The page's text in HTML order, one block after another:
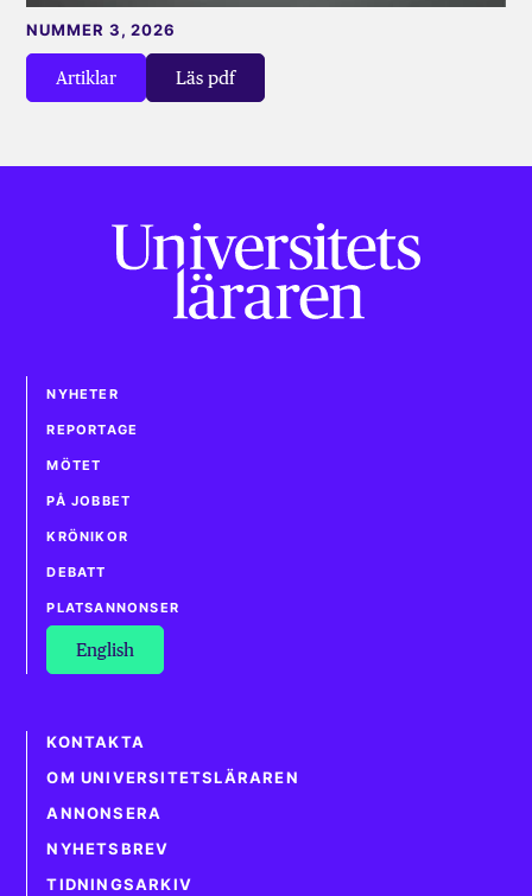
Artiklar Läs pdf
NUMMER 3, 2026
NYHETER
REPORTAGE
MÖTET
PÅ JOBBET
KRÖNIKOR
DEBATT
PLATSANNONSER
English
KONTAKTA
OM UNIVERSITETSLÄRAREN
ANNONSERA
NYHETSBREV
TIDNINGSARKIV